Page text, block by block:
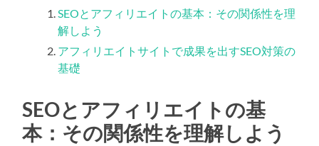
SEOとアフィリエイトの基本：その関係性を理
解しよう
アフィリエイトサイトで成果を出すSEO対策の
基礎
SEOとアフィリエイトの基
本：その関係性を理解しよう